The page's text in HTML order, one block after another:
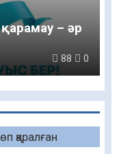
қаралған
– әр
88 0